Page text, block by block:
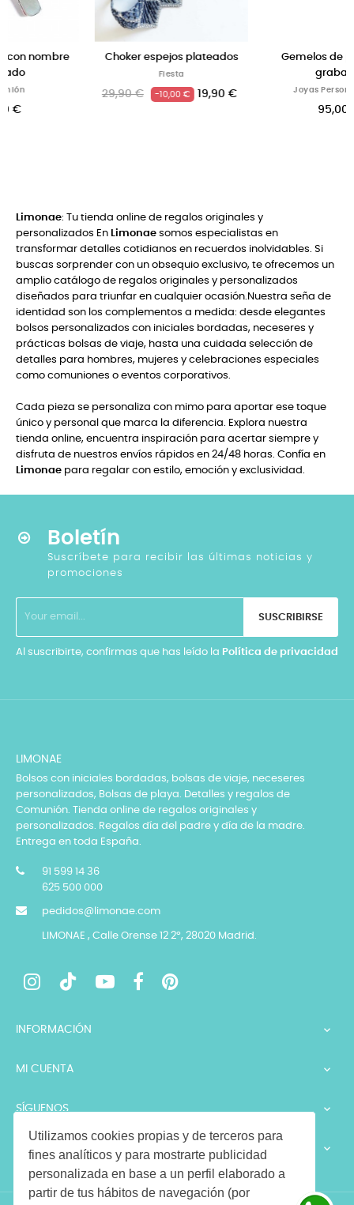
Utilizamos cookies propias y de terceros para
fines analíticos y para mostrarte publicidad
personalizada en base a un perfil elaborado a
partir de tus hábitos de navegación (por
19,90 €
Gemelos de plata para
grabados
Joyas Personalizadas
Pulsera aro de oro
con nombres
Joyas
42,00 €
Limonae: Tu tienda online de regalos originales y
personalizados En Limonae somos especialistas en
transformar detalles cotidianos en recuerdos inolvidables. Si
buscas sorprender con un obsequio exclusivo, te ofrecemos un
amplio catálogo de regalos originales y personalizados
diseñados para triunfar en cualquier ocasión.Nuestra seña de
identidad son los complementos a medida: desde elegantes
bolsos personalizados con iniciales bordadas, neceseres y
prácticas bolsas de viaje, hasta una cuidada selección de
detalles para hombres, mujeres y celebraciones especiales
como comuniones o eventos corporativos.
Cada pieza se personaliza con mimo para aportar ese toque
único y personal que marca la diferencia. Explora nuestra
tienda online, encuentra inspiración para acertar siempre y
disfruta de nuestros envíos rápidos en 24/48 horas. Confía en
Limonae para regalar con estilo, emoción y exclusividad.
Boletín
Suscríbete para recibir las últimas noticias y
promociones
SUSCRIBIRSE
Al suscribirte, confirmas que has leído la Política de privacidad
LIMONAE
Bolsos con iniciales bordadas, bolsas de viaje, neceseres
personalizados, Bolsas de playa. Detalles y regalos de
Comunión. Tienda online de regalos originales y
personalizados. Regalos día del padre y día de la madre.
Entrega en toda España.
91 599 14 36
625 500 000
pedidos@limonae.com
LIMONAE , Calle Orense 12 2º, 28020 Madrid.
INFORMACIÓN 
MI CUENTA 
SÍGUENOS 
LEGALES 